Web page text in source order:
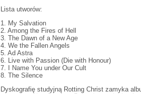
Lista utworów:
1. My Salvation
2. Among the Fires of Hell
3. The Dawn of a New Age
4. We the Fallen Angels
5. Ad Astra
6. Live with Passion (Die with Honour)
7. I Name You under Our Cult
8. The Silence
Dyskografię studyjną Rotting Christ zamyka